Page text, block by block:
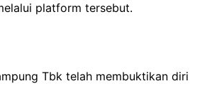
platform tersebut.
Tbk telah membuktikan diri